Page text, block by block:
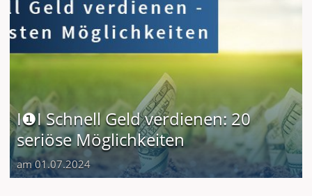
I❶I Schnell Geld verdienen: 20
seriöse Möglichkeiten
am 01.07.2024